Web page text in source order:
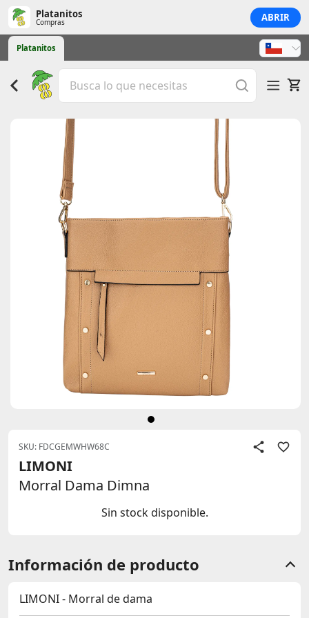
Platanitos
Compras ABRIR
Platanitos
SKU: FDCGEMWHW68C
LIMONI
Morral Dama Dimna
Sin stock disponible.
Información de producto
LIMONI - Morral de dama